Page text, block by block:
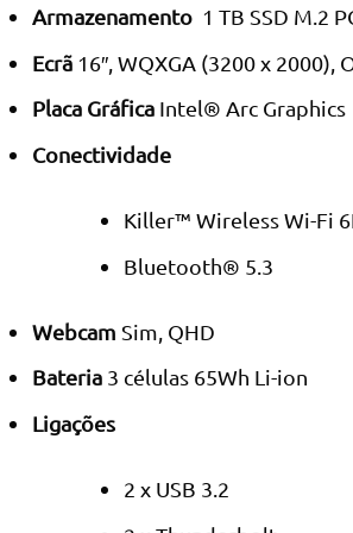
Armazenamento1 TB SSD M.2
Ecrã 16″, WQXGA (3200 x 2000),
Placa GráficaIntel® Arc Graphics
Conectividade
Killer™ Wireless Wi-Fi
Bluetooth® 5.3
Webcam Sim, QHD
Bateria3 células 65Wh Li-ion
Ligações
2 x USB 3.2